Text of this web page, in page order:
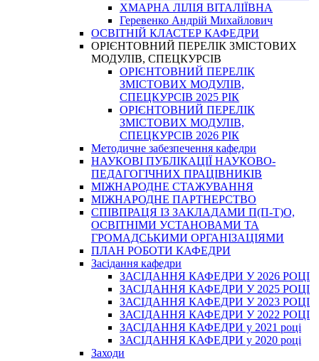
ХМАРНА ЛІЛІЯ ВІТАЛІЇВНА
Геревенко Андрій Михайлович
ОСВІТНІЙ КЛАСТЕР КАФЕДРИ
ОРІЄНТОВНИЙ ПЕРЕЛІК ЗМІСТОВИХ
МОДУЛІВ, СПЕЦКУРСІВ
ОРІЄНТОВНИЙ ПЕРЕЛІК
ЗМІСТОВИХ МОДУЛІВ,
СПЕЦКУРСІВ 2025 РІК
ОРІЄНТОВНИЙ ПЕРЕЛІК
ЗМІСТОВИХ МОДУЛІВ,
СПЕЦКУРСІВ 2026 РІК
Методичне забезпечення кафедри
НАУКОВІ ПУБЛІКАЦІЇ НАУКОВО-
ПЕДАГОГІЧНИХ ПРАЦІВНИКІВ
МІЖНАРОДНЕ СТАЖУВАННЯ
МІЖНАРОДНЕ ПАРТНЕРСТВО
СПІВПРАЦЯ ІЗ ЗАКЛАДАМИ П(П-Т)О,
ОСВІТНІМИ УСТАНОВАМИ ТА
ГРОМАДСЬКИМИ ОРГАНІЗАЦІЯМИ
ПЛАН РОБОТИ КАФЕДРИ
Засідання кафедри
ЗАСІДАННЯ КАФЕДРИ У 2026 РОЦІ
ЗАСІДАННЯ КАФЕДРИ У 2025 РОЦІ
ЗАСІДАННЯ КАФЕДРИ У 2023 РОЦІ
ЗАСІДАННЯ КАФЕДРИ У 2022 РОЦІ
ЗАСІДАННЯ КАФЕДРИ у 2021 році
ЗАСІДАННЯ КАФЕДРИ у 2020 році
Заходи